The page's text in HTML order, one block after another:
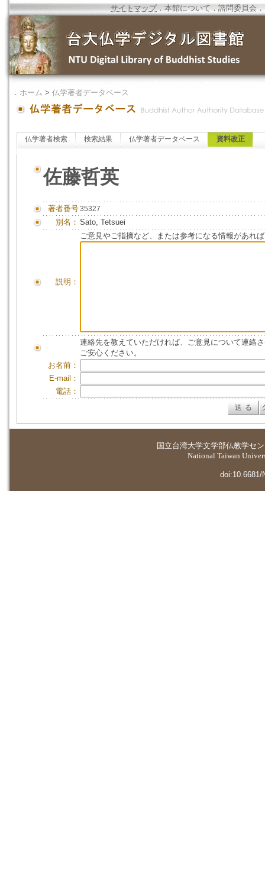
サイトマップ．本館について ．諮問委員会 ．
． ホーム > 仏学著者データベース
仏学著者検索 検索結果 仏学著者データベース 資料改正
佐藤哲英
著者番号35327
別名： Sato, Tetsuei
説明：
ご意見やご指摘など、または参考になる情報があれ
連絡先を教えていただければ、ご意見について連絡
ご安心ください。
お名前：
E-mail：
電話：
国立台湾大学文学部仏教学セ
National Taiwan
doi:10.6681/